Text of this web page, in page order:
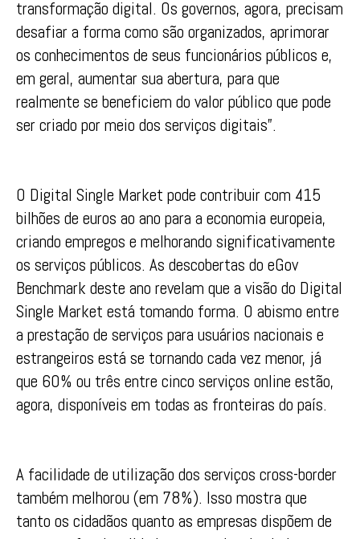
transformação digital. Os governos, agora, precisam
desafiar a forma como são organizados, aprimorar
os conhecimentos de seus funcionários públicos e,
em geral, aumentar sua abertura, para que
realmente se beneficiem do valor público que pode
ser criado por meio dos serviços digitais”.
O Digital Single Market pode contribuir com 415
bilhões de euros ao ano para a economia europeia,
criando empregos e melhorando significativamente
os serviços públicos. As descobertas do eGov
Benchmark deste ano revelam que a visão do Digital
Single Market está tomando forma. O abismo entre
a prestação de serviços para usuários nacionais e
estrangeiros está se tornando cada vez menor, já
que 60% ou três entre cinco serviços online estão,
agora, disponíveis em todas as fronteiras do país.
A facilidade de utilização dos serviços cross-border
também melhorou (em 78%). Isso mostra que
tanto os cidadãos quanto as empresas dispõem de